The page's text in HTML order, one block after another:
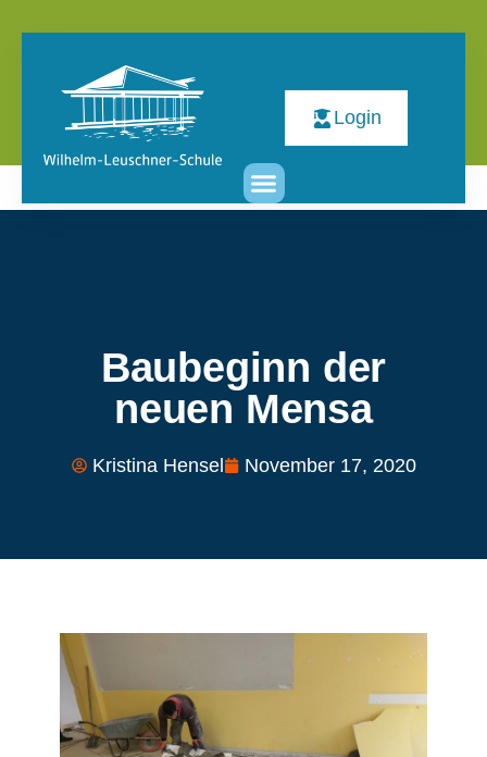
Login
Baubeginn der
neuen Mensa
Kristina Hensel November 17, 2020